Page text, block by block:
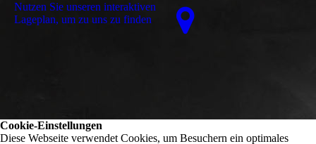
Nutzen Sie unseren interaktiven
La­ge­plan, um zu uns zu finden
Cookie-Einstellungen
Diese Webseite verwendet Cookies, um Besuchern ein optimales